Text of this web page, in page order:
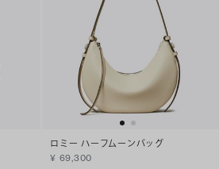
ロミー ハーフムーンバッグ
¥ 69,300